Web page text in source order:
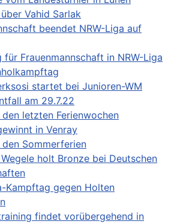
Vahid Sarlak
beendet NRW-Liga auf
für Frauenmannschaft in NRW-Liga
startet bei Junioren-WM
am 29.7.22
letzten Ferienwochen
in Venray
Sommerferien
holt Bronze bei Deutschen
Kampftag gegen Holten
findet vorübergehend in